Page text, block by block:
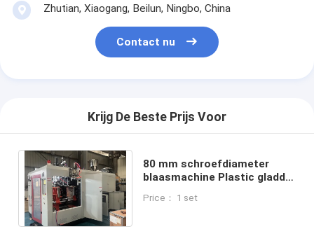
Zhutian, Xiaogang, Beilun, Ningbo, China
Contact nu
Krijg De Beste Prijs Voor
80 mm schroefdiameter
blaasmachine Plastic gladde
productvolume
Price： 1 set